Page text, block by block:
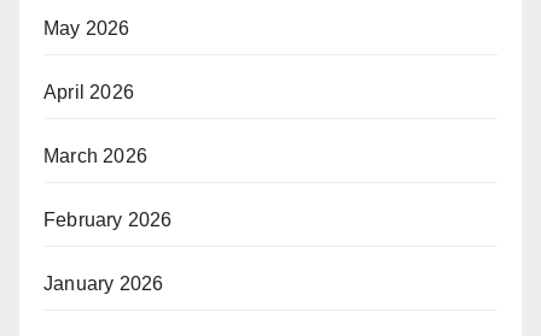
May 2026
April 2026
March 2026
February 2026
January 2026